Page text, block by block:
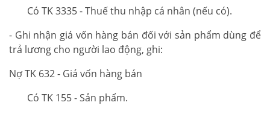
Có TK 3335 - Thuế thu nhập cá nhân (nếu có).
- Ghi nhận giá vốn hàng bán đối với sản phẩm dùng để
trả lương cho người lao động, ghi:
Nợ TK 632 - Giá vốn hàng bán
Có TK 155 - Sản phẩm.